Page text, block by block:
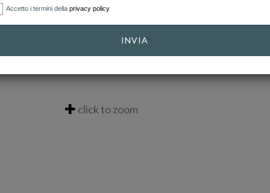
click to zoom
Accetto i termini della privacy policy
INVIA